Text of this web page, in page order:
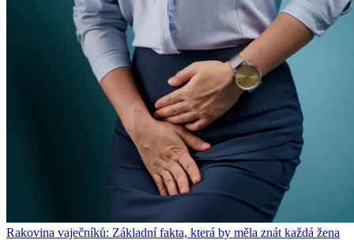
Rakovina vaječníků: Základní fakta, která by měla znát každá žena